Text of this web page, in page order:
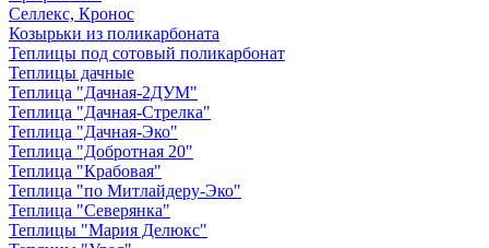
Селлекс, Кронос
Козырьки из поликарбоната
Теплицы под сотовый поликарбонат
Теплицы дачные
Теплица "Дачная-2ДУМ"
Теплица "Дачная-Стрелка"
Теплица "Дачная-Эко"
Теплица "Добротная 20"
Теплица "Крабовая"
Теплица "по Митлайдеру-Эко"
Теплица "Северянка"
Теплицы "Мария Делюкс"